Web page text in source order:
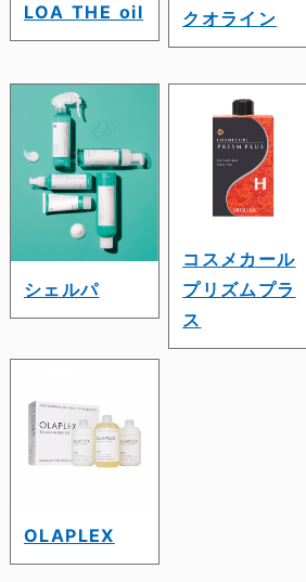
LOA THE oil クオライン
シェルパ
コスメカール
プリズムプラ
ス
OLAPLEX